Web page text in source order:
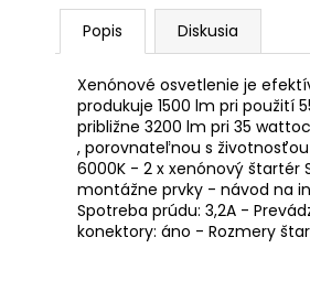
Popis Diskusia
Xenónové osvetlenie je
produkuje 1500 lm pri použití
približne 3200 lm pri 35
, porovnateľnou s životnosťou
6000K - 2 x xenónový štartér
montážne prvky - návod na
Spotreba prúdu: 3,2A -
konektory: áno - Rozmery